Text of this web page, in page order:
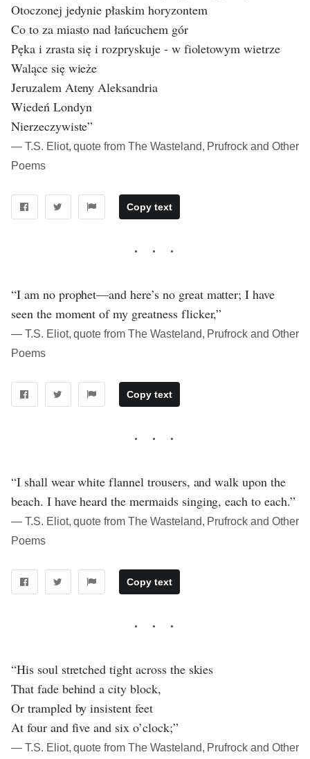
Otoczonej jedynie płaskim horyzontem
Co to za miasto nad łańcuchem gór
Pęka i zrasta się i rozpryskuje - w fioletowym wietrze
Walące się wieże
Jeruzalem Ateny Aleksandria
Wiedeń Londyn
Nierzeczywiste”
― T.S. Eliot, quote from The Wasteland, Prufrock and Other
Poems
Copy text
“I am no prophet—and here’s no great matter; I have
seen the moment of my greatness flicker,”
― T.S. Eliot, quote from The Wasteland, Prufrock and Other
Poems
Copy text
“I shall wear white flannel trousers, and walk upon the
beach. I have heard the mermaids singing, each to each.”
― T.S. Eliot, quote from The Wasteland, Prufrock and Other
Poems
Copy text
“His soul stretched tight across the skies
That fade behind a city block,
Or trampled by insistent feet
At four and five and six o’clock;”
― T.S. Eliot, quote from The Wasteland, Prufrock and Other